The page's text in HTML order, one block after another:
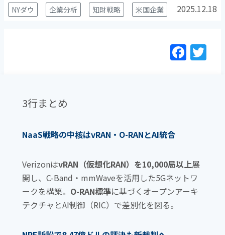
NYダウ 企業分析 知財戦略 米国企業 2025.12.18
F
a
k
3行まとめ
NaaS戦略の中核はvRAN・O-RANとAI統合
VerizonはvRAN（仮想化RAN）を10,000局以上展
開し、C-Band・mmWaveを活用した5Gネットワ
ークを構築。 O-RAN標準に基づくオープンアーキ
テクチャとAI制御（RIC）で差別化を図る。